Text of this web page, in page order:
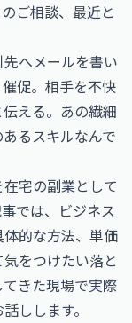
ご相談、最近と
へメールを書い
促。相手を不快
える。あの繊細
るスキルなんで
宅の副業として
では、ビジネス
的な方法、単価
をつけたい落と
きた現場で実際
しします。